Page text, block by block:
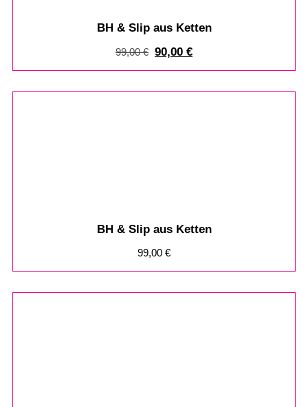
BH & Slip aus Ketten
99,00€ 90,00 €
BH & Slip aus Ketten
99,00 €